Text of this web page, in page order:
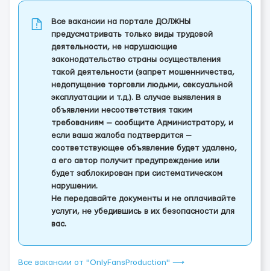
Все вакансии на портале ДОЛЖНЫ
предусматривать только виды трудовой
деятельности, не нарушающие
законодательство страны осуществления
такой деятельности (запрет мошенничества,
недопущение торговли людьми, сексуальной
эксплуатации и т.д.). В случае выявления в
объявлении несоответствия таким
требованиям — сообщите Администратору, и
если ваша жалоба подтвердится —
соответствующее объявление будет удалено,
а его автор получит предупреждение или
будет заблокирован при систематическом
нарушении.
Не передавайте документы и не оплачивайте
услуги, не убедившись в их безопасности для
вас.
Все вакансии от "OnlyFansProduction" ⟶